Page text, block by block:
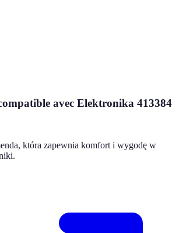
avec Elektronika 413384
która zapewnia komfort i wygodę w